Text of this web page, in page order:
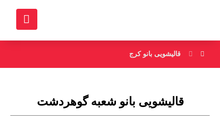
قالیشویی بانو کرج
قالیشویی بانو شعبه گوهردشت